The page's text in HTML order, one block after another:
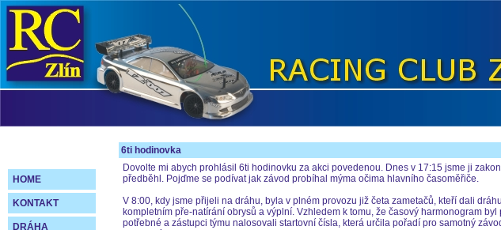
HOME
KONTAKT
DRÁHA
6ti hodinovka
Dovolte mi abych prohlásil 6ti hodinovku za akci povedenou. Dnes v 17:15 jsme ji
předběhl. Pojďme se podívat jak závod probíhal mýma očima hlavního časoměřiče.
V 8:00, kdy jsme přijeli na dráhu, byla v plném provozu již četa zametačů, kteří dali
kompletním pře-natírání obrysů a výplní. Vzhledem k tomu, že časový harmonogram
potřebné a zástupci týmu nalosovali startovní čísla, která určila pořadí pro samotný